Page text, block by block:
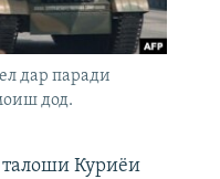
дар паради
дод.
Куриёи